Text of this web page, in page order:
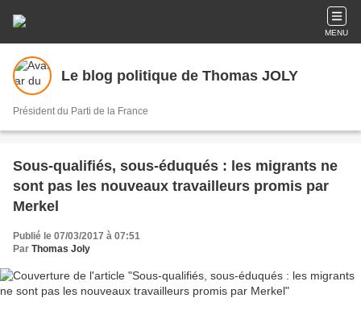
MENU
Le blog politique de Thomas JOLY
Président du Parti de la France
Sous-qualifiés, sous-éduqués : les migrants ne
sont pas les nouveaux travailleurs promis par
Merkel
Publié le 07/03/2017 à 07:51
Par Thomas Joly